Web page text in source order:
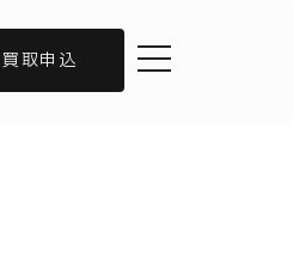
買取申込 toggle navigation